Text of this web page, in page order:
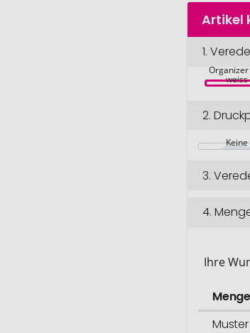
Artikel
1.
Organizer
weiss
2.
Keine
3.
4.
Ihre
Menge
Muster